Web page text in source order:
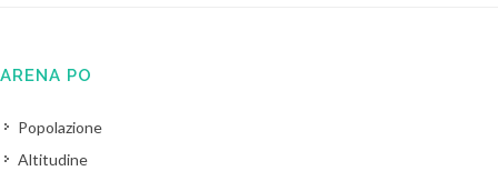
ARENA PO
Popolazione
Altitudine